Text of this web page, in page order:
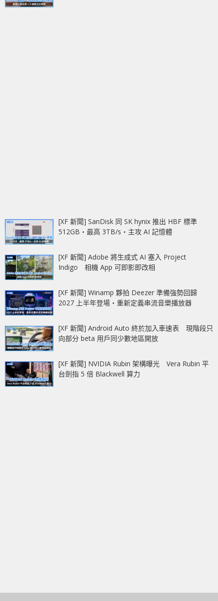
[XF 新聞] SanDisk 同 SK hynix 推出 HBF 標準
512GB‧最高 3TB/s‧主攻 AI 記憶體
[XF 新聞] Adobe 將生成式 AI 塞入 Project
Indigo 相機 App 可即影即改相
[XF 新聞] Winamp 夥拍 Deezer 準備強勢回歸
2027 上半年登場‧重新定義串流音樂播放器
[XF 新聞] Android Auto 終於加入車速表 現階段只
向部分 beta 用戶同少數地區開放
[XF 新聞] NVIDIA Rubin 架構曝光 Vera Rubin 平
台劍指 5 倍 Blackwell 算力